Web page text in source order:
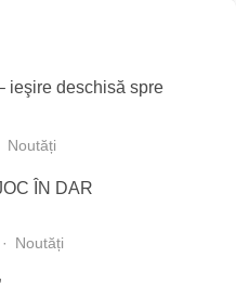
ieşire deschisă spre
Noutăți
ÎN DAR
Noutăți